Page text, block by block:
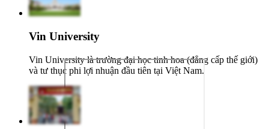
Vin University
Vin University là trường đại học tinh hoa (đẳng cấp thế giới)
và tư thục phi lợi nhuận đầu tiên tại Việt Nam.